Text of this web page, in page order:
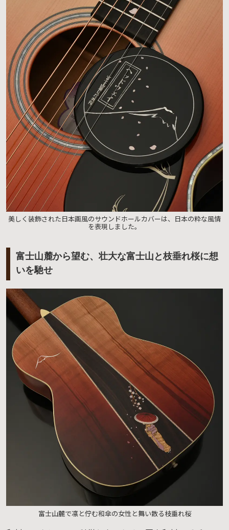
美しく装飾された日本画風のサウンドホールカバーは、日本の粋な風情
を表現しました。
富士山麓から望む、壮大な富士山と枝垂れ桜に想
いを馳せ
富士山麓で凛と佇む和傘の女性と舞い散る枝垂れ桜